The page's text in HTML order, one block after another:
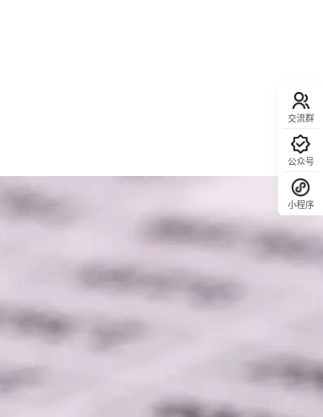
交流群
公众号
小程序
回顶部